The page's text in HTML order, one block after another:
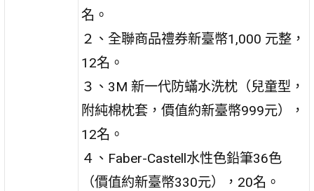
名。
２、全聯商品禮券新臺幣1,000 元整，
12名。
３、3M 新一代防蟎水洗枕（兒童型，
附純棉枕套，價值約新臺幣999元），
12名。
４、Faber-Castell水性色鉛筆36色
（價值約新臺幣330元），20名。